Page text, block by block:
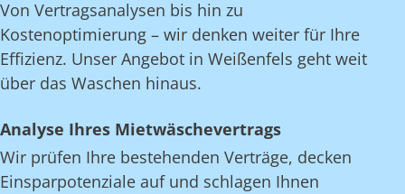
Von Vertragsanalysen bis hin zu
Kostenoptimierung – wir denken weiter für Ihre
Effizienz. Unser Angebot in Weißenfels geht weit
über das Waschen hinaus.
Analyse Ihres Mietwäschevertrags
Wir prüfen Ihre bestehenden Verträge, decken
Einsparpotenziale auf und schlagen Ihnen